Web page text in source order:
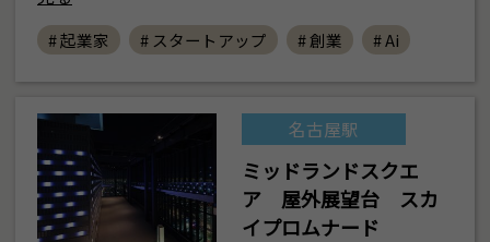
# 起業家 # スタートアップ # 創業 # Ai
名古屋駅
ミッドランドスクエ
ア 屋外展望台 スカ
イプロムナード